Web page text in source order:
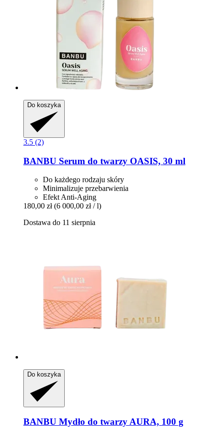
Do koszyka
3.5 (2)
BANBU Serum do twarzy OASIS, 30 ml
Do każdego rodzaju skóry
Minimalizuje przebarwienia
Efekt Anti-Aging
180,00 zł (6 000,00 zł / l)
Dostawa do 11 sierpnia
Do koszyka
BANBU Mydło do twarzy AURA, 100 g